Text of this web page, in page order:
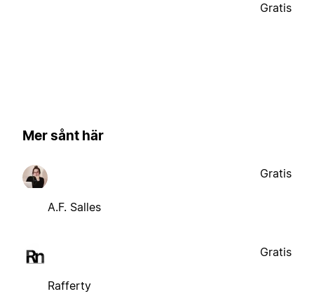
Gratis
Mer sånt här
A.F. Salles
Gratis
Rafferty
Gratis